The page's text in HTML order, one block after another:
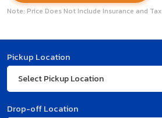
Note: Price Does Not Include Insurance and Tax
Pickup Location
Drop-off Location